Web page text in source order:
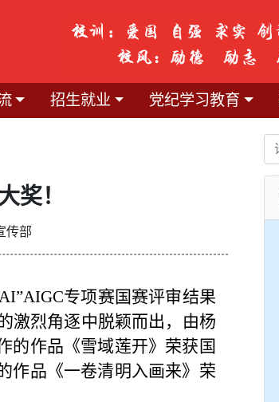
招生就业 党纪学习教育
奖！
传部
专项赛国赛评审结果
激烈角逐中脱颖而出，由杨
的作品《雪域莲开》荣获国
作品《一卷清明入画来》荣